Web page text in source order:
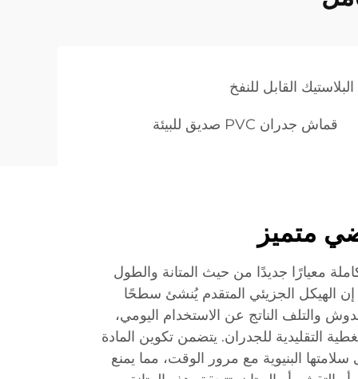
القابل للنفخ
قماش جدران PVC صديق للبيئة
متميز
معيارًا جديدًا من حيث المتانة والطول
الهيكل الجزيئي المتقدم يُنشئ سطحًا
والتلف الناتج عن الاستخدام اليومي،
التقليدية للجدران. يتضمن تكوين المادة
البنيوية مع مرور الوقت، مما يمنع